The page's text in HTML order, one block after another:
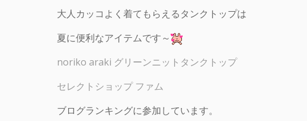
大人カッコよく着てもらえるタンクトップは
夏に便利なアイテムです～
noriko araki グリーンニットタンクトップ
セレクトショップ ファム
ブログランキングに参加しています。